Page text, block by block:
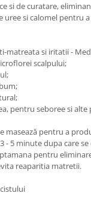
si de curatare,
uree si calomel pentru
matreata si iritatii -
scalpului;
pentru seboree si alte
masează pentru a
- 5 minute dupa care
pentru
reaparitia matretii.